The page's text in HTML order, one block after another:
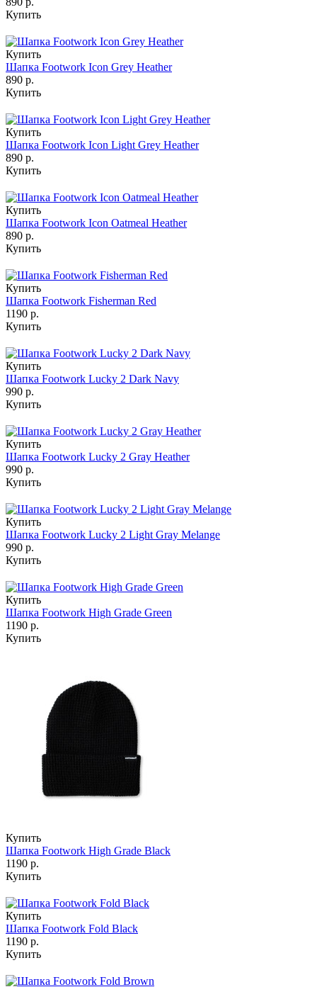
Купить
Купить
Шапка Footwork Icon Grey Heather
890 р.
Купить
Купить
Шапка Footwork Icon Light Grey Heather
890 р.
Купить
Купить
Шапка Footwork Icon Oatmeal Heather
890 р.
Купить
Купить
Шапка Footwork Fisherman Red
1190 р.
Купить
Купить
Шапка Footwork Lucky 2 Dark Navy
990 р.
Купить
Купить
Шапка Footwork Lucky 2 Gray Heather
990 р.
Купить
Купить
Шапка Footwork Lucky 2 Light Gray Melange
990 р.
Купить
Купить
Шапка Footwork High Grade Green
1190 р.
Купить
Купить
Шапка Footwork High Grade Black
1190 р.
Купить
Купить
Шапка Footwork Fold Black
1190 р.
Купить